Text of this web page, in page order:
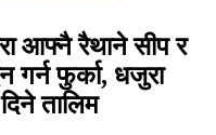
आफ्नै रैथाने सीप र
गर्न फुर्का, धजुरा
तालिम